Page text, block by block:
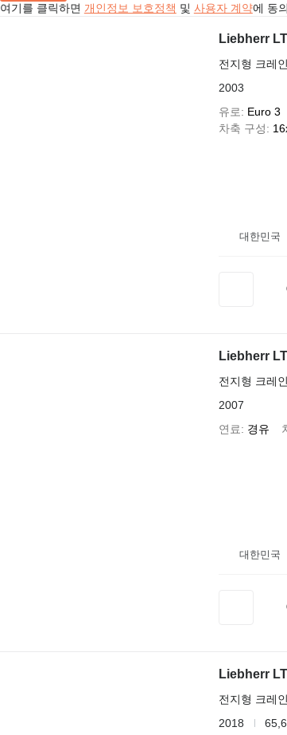
여기를 클릭하면 개인정보 보호정책 및 사용자 계약에 동
Liebherr
전지형 크레인
2003
유로
Euro 3
차축 구성
대한민국
Liebherr
전지형 크레인
2007
연료
경유
대한민국
Liebherr
전지형 크레인
2018